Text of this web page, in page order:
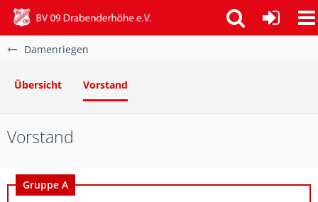
Damenriegen
Übersicht Vorstand
Vorstand
Gruppe A